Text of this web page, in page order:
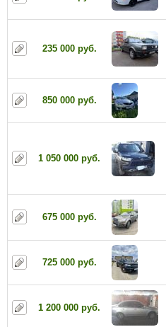
235 000 руб.
850 000 руб.
1 050 000 руб.
675 000 руб.
725 000 руб.
1 200 000 руб.